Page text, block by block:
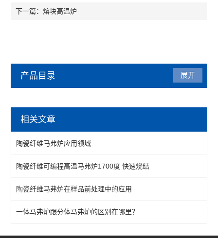
下一篇：熔块高温炉
产品目录
陶瓷纤维马弗炉
箱式马弗炉
分体式马弗炉
实验室马弗炉
箱式高温炉
展开
相关文章
陶瓷纤维马弗炉应用领域
陶瓷纤维可编程高温马弗炉1700度 快速烧结
陶瓷纤维马弗炉在样品前处理中的应用
一体马弗炉跟分体马弗炉的区别在哪里？